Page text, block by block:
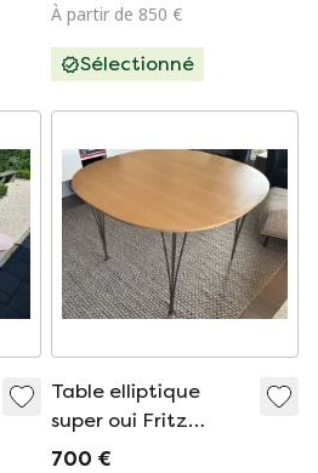
À partir de 850 €
Sélectionné
Table elliptique
super oui Fritz
Hansen
700 €